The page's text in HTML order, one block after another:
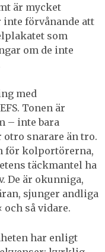
är mycket
inte förvånande att
som
om de inte
med
Tonen är
– inte bara
snarare än tro.
för kolportörerna,
täckmantel ha
De är okunniga,
sjunger andliga
så vidare.
har enligt